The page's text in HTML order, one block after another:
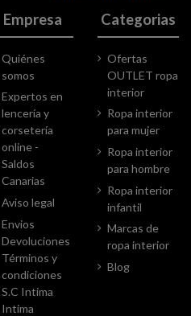
Empresa
Quiénes
somos
Expertos en
lencería y
corsetería
online -
Saldos
Canarias
Aviso legal
Envios
Devoluciones
Términos y
condiciones
S.C Intima
Intima
Categorias
Ofertas
OUTLET ropa
interior
Ropa interior
para mujer
Ropa interior
para hombre
Ropa interior
infantil
Marcas de
ropa interior
Blog